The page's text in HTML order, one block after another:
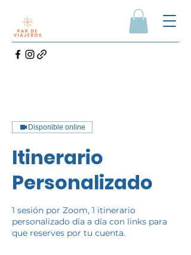
Disponible online
Itinerario
Personalizado
1 sesión por Zoom, 1 itinerario
personalizado día a día con links para
que reserves por tu cuenta.